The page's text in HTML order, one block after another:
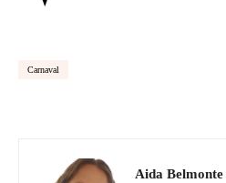
Carnaval
Aida Belmonte